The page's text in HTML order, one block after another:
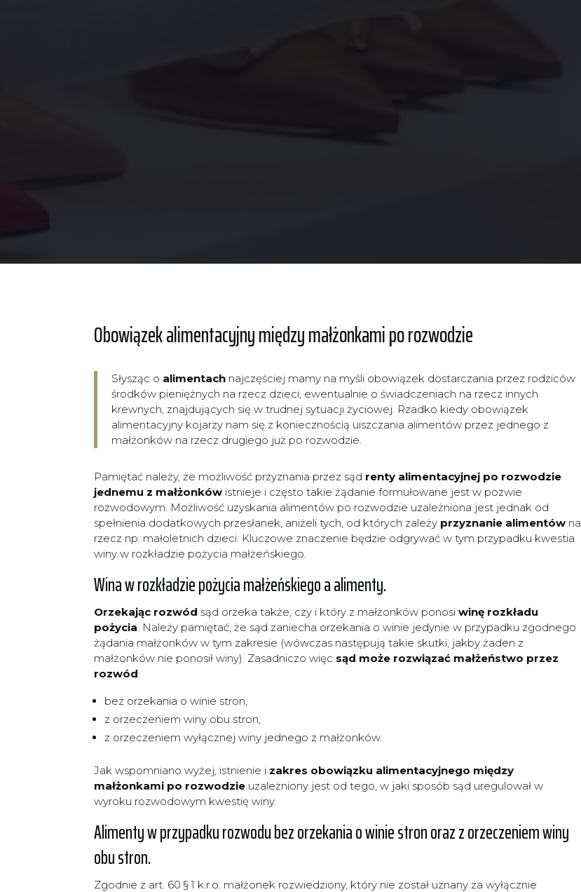
Obowiązek alimentacyjny między małżonkami po rozwodzie
Słysząc o alimentach najczęściej mamy na myśli obowiązek dostarczania przez rodziców
środków pieniężnych na rzecz dzieci, ewentualnie o świadczeniach na rzecz innych
krewnych, znajdujących się w trudnej sytuacji życiowej. Rzadko kiedy obowiązek
alimentacyjny kojarzy nam się z koniecznością uiszczania alimentów przez jednego z
małżonków na rzecz drugiego już po rozwodzie.
Pamiętać należy, że możliwość przyznania przez sąd renty alimentacyjnej po rozwodzie
jednemu z małżonków istnieje i często takie żądanie formułowane jest w pozwie
rozwodowym. Możliwość uzyskania alimentów po rozwodzie uzależniona jest jednak od
spełnienia dodatkowych przesłanek, aniżeli tych, od których zależy przyznanie alimentów na
rzecz np. małoletnich dzieci. Kluczowe znaczenie będzie odgrywać w tym przypadku kwestia
winy w rozkładzie pożycia małżeńskiego.
Wina w rozkładzie pożycia małżeńskiego a alimenty.
Orzekając rozwód sąd orzeka także, czy i który z małżonków ponosiwinę rozkładu
pożycia . Należy pamiętać, że sąd zaniecha orzekania o winie jedynie w przypadku zgodnego
żądania małżonków w tym zakresie (wówczas następują takie skutki, jakby żaden z
małżonków nie ponosił winy). Zasadniczo więc sąd może rozwiązać małżeństwo przez
rozwód:
bez orzekania o winie stron,
z orzeczeniem winy obu stron,
z orzeczeniem wyłącznej winy jednego z małżonków.
Jak wspomniano wyżej, istnienie i zakres obowiązku alimentacyjnego między
małżonkami po rozwodzie uzależniony jest od tego, w jaki sposób sąd uregulował w
wyroku rozwodowym kwestię winy.
Alimenty w przypadku rozwodu bez orzekania o winie stron oraz z orzeczeniem winy
obu stron.
Zgodnie z art. 60 § 1 k.r.o. małżonek rozwiedziony, który nie został uznany za wyłącznie